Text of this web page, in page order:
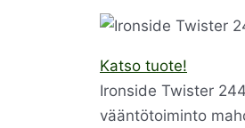
Katso tuote!
Ironside Twister
vääntötoiminto